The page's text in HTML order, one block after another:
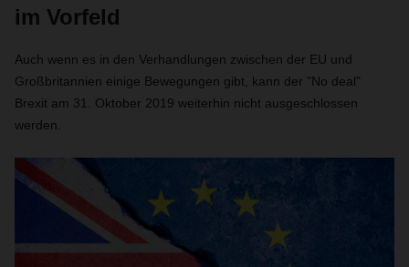
im Vorfeld
Auch wenn es in den Verhandlungen zwischen der EU und
Großbritannien einige Bewegungen gibt, kann der "No deal"
Brexit am 31. Oktober 2019 weiterhin nicht ausgeschlossen
werden.